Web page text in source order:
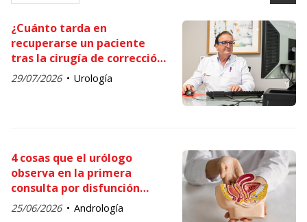
¿Cuánto tarda en
recuperarse un paciente
tras la cirugía de corrección
de curvatura peneana?
29/07/2026 Urología
4 cosas que el urólogo
observa en la primera
consulta por disfunción
eréctil y para qué sirve cada
25/06/2026 Andrología